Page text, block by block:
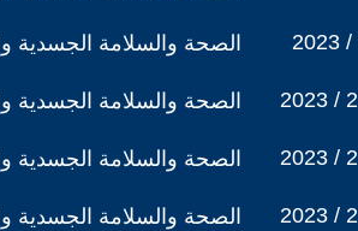
الصحة والسلامة الجسدية 2023 /
الصحة والسلامة الجسدية 2023 /
الصحة والسلامة الجسدية 2023 /
الصحة والسلامة الجسدية 2023 /